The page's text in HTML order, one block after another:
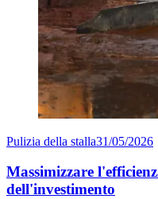
Pulizia della stalla31/05/2026
Massimizzare
dell'investimento